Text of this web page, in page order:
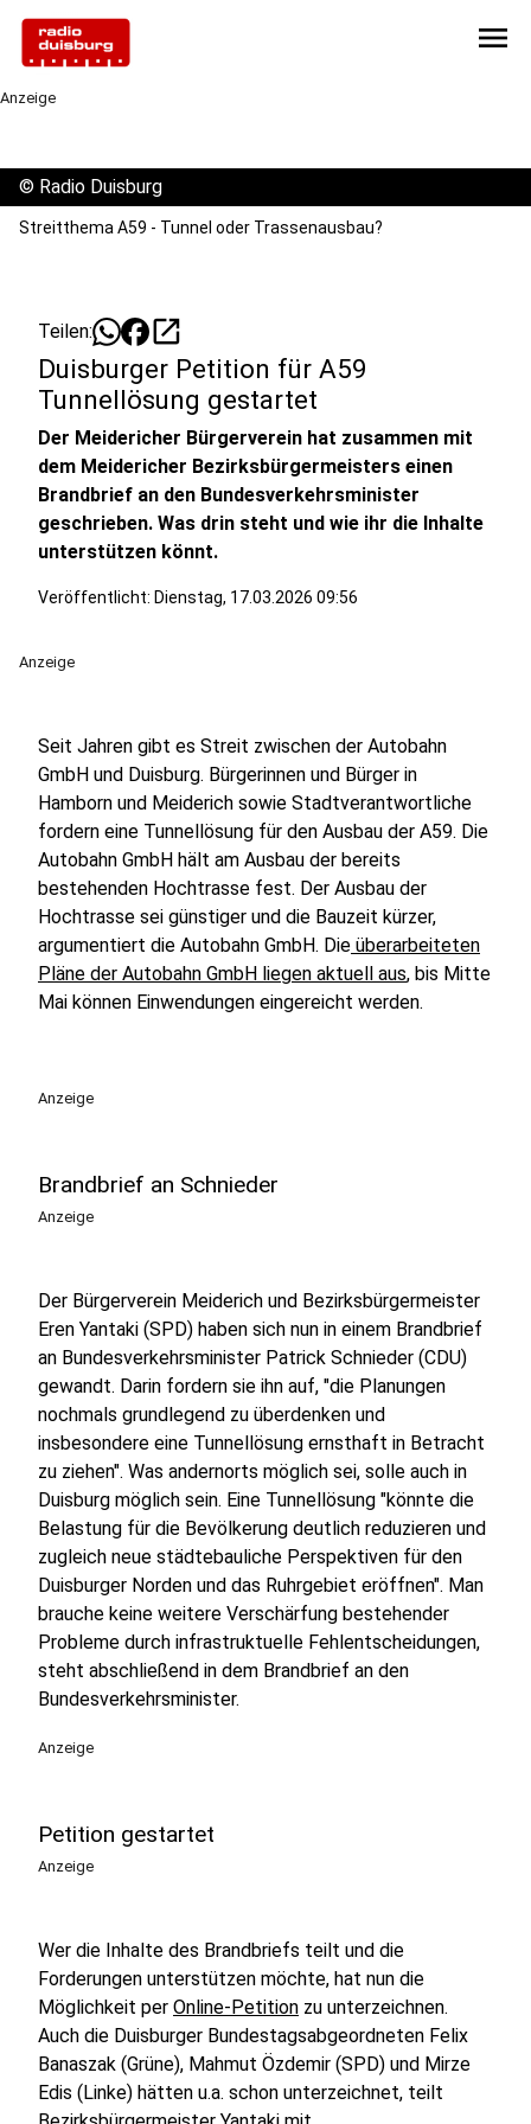
menu
Anzeige
© Radio Duisburg
Streitthema A59 - Tunnel oder Trassenausbau?
Teilen: open_in_new
Duisburger Petition für A59
Tunnellösung gestartet
Der Meidericher Bürgerverein hat zusammen mit
dem Meidericher Bezirksbürgermeisters einen
Brandbrief an den Bundesverkehrsminister
geschrieben. Was drin steht und wie ihr die Inhalte
unterstützen könnt.
Veröffentlicht: Dienstag, 17.03.2026 09:56
Anzeige
Seit Jahren gibt es Streit zwischen der Autobahn
GmbH und Duisburg. Bürgerinnen und Bürger in
Hamborn und Meiderich sowie Stadtverantwortliche
fordern eine Tunnellösung für den Ausbau der A59. Die
Autobahn GmbH hält am Ausbau der bereits
bestehenden Hochtrasse fest. Der Ausbau der
Hochtrasse sei günstiger und die Bauzeit kürzer,
argumentiert die Autobahn GmbH. Die überarbeiteten
Pläne der Autobahn GmbH liegen aktuell aus, bis Mitte
Mai können Einwendungen eingereicht werden.
Anzeige
Brandbrief an Schnieder
Anzeige
Der Bürgerverein Meiderich und Bezirksbürgermeister
Eren Yantaki (SPD) haben sich nun in einem Brandbrief
an Bundesverkehrsminister Patrick Schnieder (CDU)
gewandt. Darin fordern sie ihn auf, "die Planungen
nochmals grundlegend zu überdenken und
insbesondere eine Tunnellösung ernsthaft in Betracht
zu ziehen". Was andernorts möglich sei, solle auch in
Duisburg möglich sein. Eine Tunnellösung "könnte die
Belastung für die Bevölkerung deutlich reduzieren und
zugleich neue städtebauliche Perspektiven für den
Duisburger Norden und das Ruhrgebiet eröffnen". Man
brauche keine weitere Verschärfung bestehender
Probleme durch infrastruktuelle Fehlentscheidungen,
steht abschließend in dem Brandbrief an den
Bundesverkehrsminister.
Anzeige
Petition gestartet
Anzeige
Wer die Inhalte des Brandbriefs teilt und die
Forderungen unterstützen möchte, hat nun die
Möglichkeit per Online-Petition zu unterzeichnen.
Auch die Duisburger Bundestagsabgeordneten Felix
Banaszak (Grüne), Mahmut Özdemir (SPD) und Mirze
Edis (Linke) hätten u.a. schon unterzeichnet, teilt